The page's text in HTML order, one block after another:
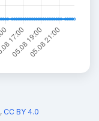
, CC BY 4.0